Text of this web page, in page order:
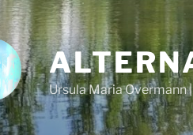
Ursula Maria